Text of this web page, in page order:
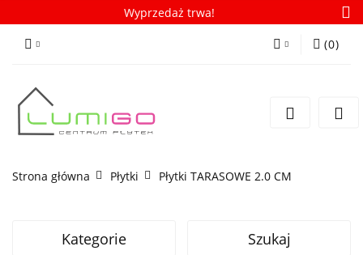
Wyprzedaż trwa!
Zarejestruj się
(0)
Strona główna Płytki Płytki TARASOWE 2.0 CM
Kategorie Szukaj